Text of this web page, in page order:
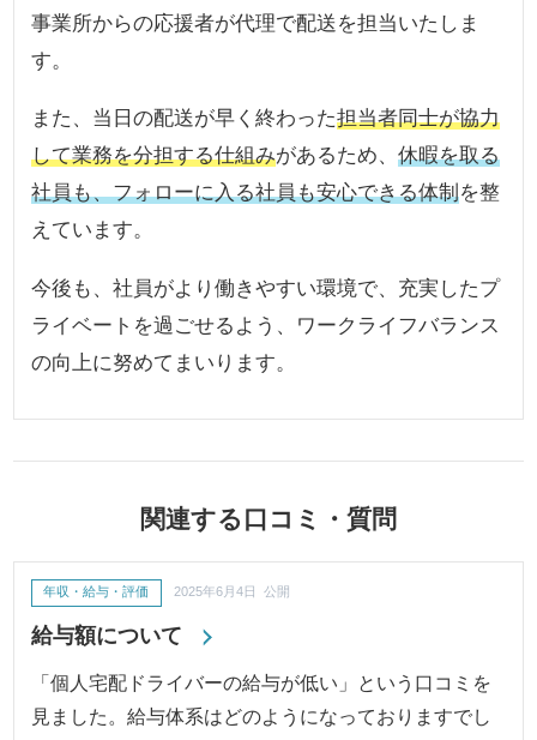
事業所からの応援者が代理で配送を担当いたしま
す。
また、当日の配送が早く終わった担当者同士が協力
して業務を分担する仕組みがあるため、休暇を取る
社員も、フォローに入る社員も安心できる体制を整
えています。
今後も、社員がより働きやすい環境で、充実したプ
ライベートを過ごせるよう、ワークライフバランス
の向上に努めてまいります。
関連する口コミ・質問
給与額について
年収・給与・評価 2025年6月4日 公開
「個人宅配ドライバーの給与が低い」という口コミを
見ました。給与体系はどのようになっておりますでし